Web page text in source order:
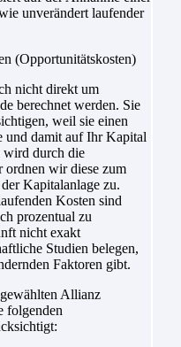
unverändert laufender
(Opportunitätskosten)
nicht direkt um
berechnet werden. Sie
weil sie einen
und damit auf Ihr Kapital
wird durch die
ordnen wir diese zum
Kapitalanlage zu.
Kosten sind
prozentual zu
nicht exakt
Studien belegen,
Faktoren gibt.
Allianz
folgenden